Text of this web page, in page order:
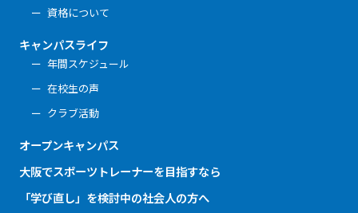
資格について
キャンパスライフ
年間スケジュール
在校生の声
クラブ活動
オープンキャンパス
大阪でスポーツトレーナーを目指すなら
「学び直し」を検討中の社会人の方へ